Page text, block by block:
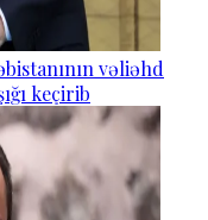
vəliəhd
keçirib